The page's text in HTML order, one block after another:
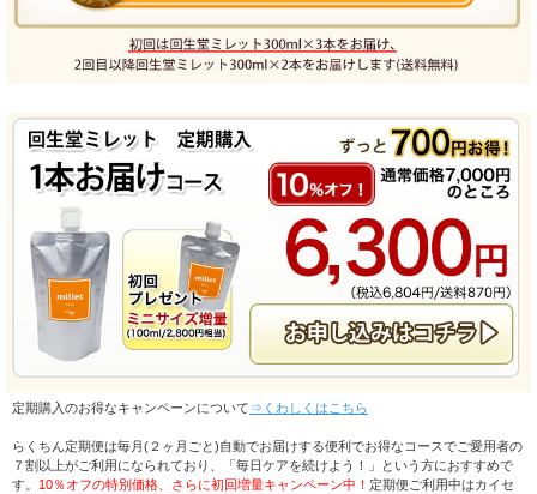
定期購入のお得なキャンペーンについて⇒くわしくはこちら
らくちん定期便は毎月(２ヶ月ごと)自動でお届けする便利でお得なコースでご愛用者の
７割以上がご利用になられており、「毎日ケアを続けよう！」という方におすすめで
す。 10％オフの特別価格、さらに初回増量キャンペーン中！ 定期便ご利用中はカイセ